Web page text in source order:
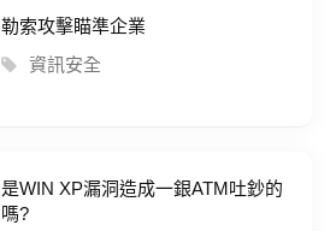
勒索攻擊瞄準企業
資訊安全
是WIN XP漏洞造成一銀ATM吐鈔的
嗎?